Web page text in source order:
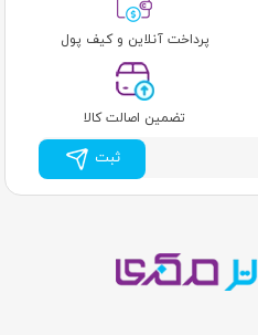
پرداخت آنلاین و کیف پول
تضمین اصالت کالا
ثبت